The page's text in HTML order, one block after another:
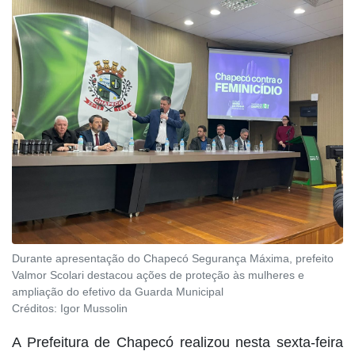
Durante apresentação do Chapecó Segurança Máxima, prefeito
Valmor Scolari destacou ações de proteção às mulheres e
ampliação do efetivo da Guarda Municipal
Créditos: Igor Mussolin
A Prefeitura de Chapecó realizou nesta sexta-feira